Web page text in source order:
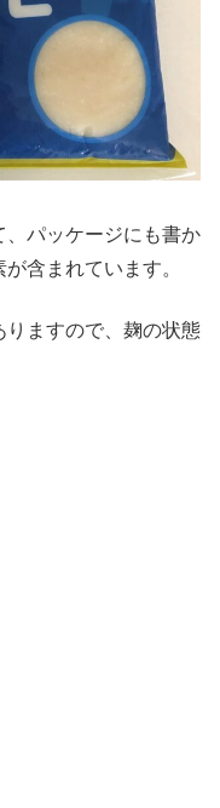
パッケージにも書か
含まれています。
ますので、麹の状態